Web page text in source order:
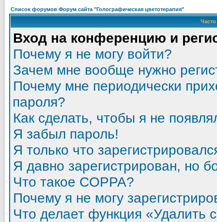
Список форумов Форум сайта "Голографическая цветотерапия"
Вход на конференцию и
Почему я не могу войти?
Зачем мне вообще нужно
Почему мне периодически
пароля?
Как сделать, чтобы я не
Я забыл пароль!
Я только что
Я давно зарегистрирован, но
Что такое COPPA?
Почему я не могу
Что делает функция «Удалить